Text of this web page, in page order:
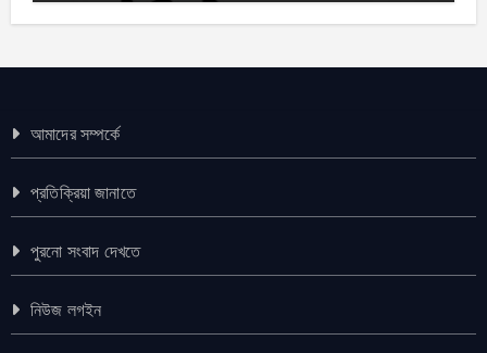
আমাদের সম্পর্কে
প্রতিক্রিয়া জানাতে
পুরনো সংবাদ দেখতে
নিউজ লগইন